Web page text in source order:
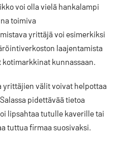
voi olla vielä hankalampi
toimiva
yrittäjä voi esimerkiksi
laajentamista
kotimarkkinat kunnassaan.
yrittäjien välit voivat helpottaa
pidettävää tietoa
lipsahtaa tutulle kaverille tai
tuttua firmaa suosivaksi.